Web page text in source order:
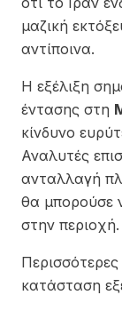
μαζική
αντίποινα.
Η εξέλιξη
έντασης στη
κίνδυνο
Αναλυτές
ανταλλαγή
θα μπορούσε
στην περιοχή.
κατάσταση